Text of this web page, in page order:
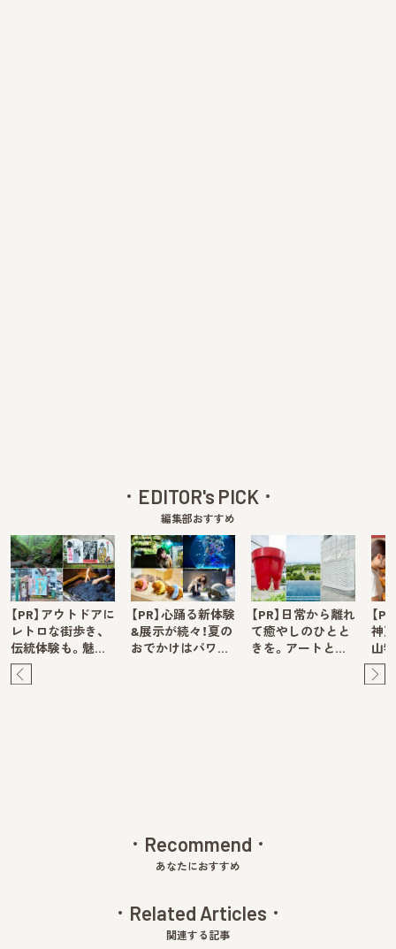
EDITOR's PICK
編集部おすすめ
【PR】アウトドアに
レトロな街歩き、
伝統体験も。魅…
【PR】心踊る新体験
&展示が続々！夏の
おでかけはパワ…
【PR】日常から離れ
て癒やしのひとと
きを。アートと…
【
神
山
Recommend
あなたにおすすめ
Related Articles
関連する記事